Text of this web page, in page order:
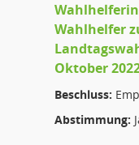
Wahlhelfer
Oktober
Beschluss:
Abstimmung: